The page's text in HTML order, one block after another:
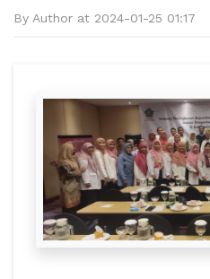
By Author at 2024-01-25 01:17